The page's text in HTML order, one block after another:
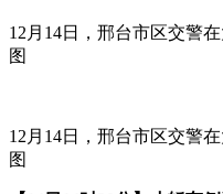
12月14日，邢台市区交警
图
12月14日，邢台市区交警
图